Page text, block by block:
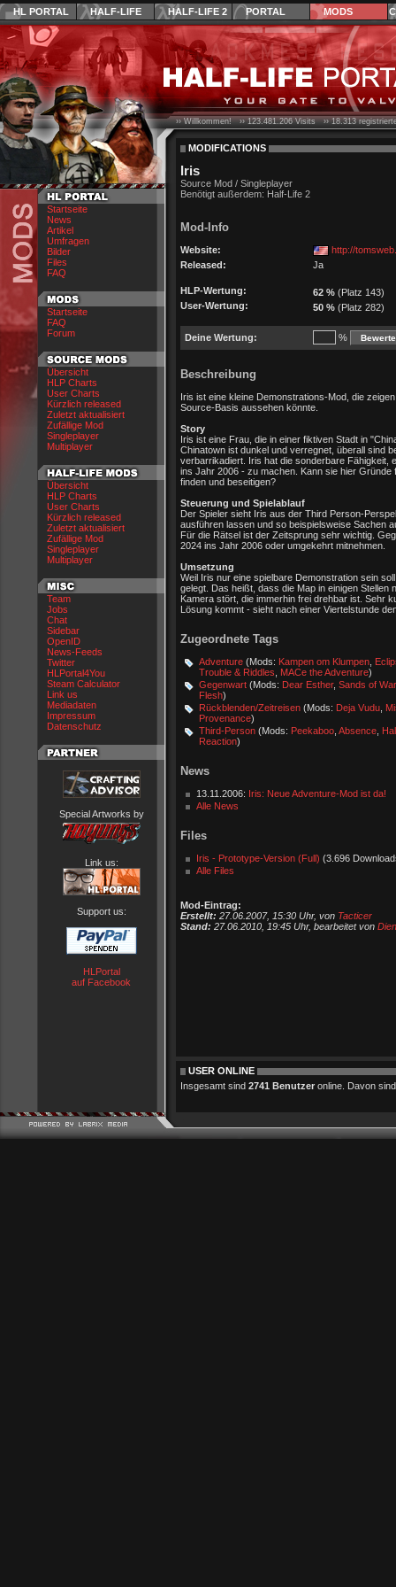
HL PORTAL HALF-LIFE HALF-LIFE 2 PORTAL MODS
Startseite
News
Artikel
Umfragen
Bilder
Files
FAQ
Startseite
FAQ
Forum
Übersicht
HLP Charts
User Charts
Kürzlich released
Zuletzt aktualisiert
Zufällige Mod
Singleplayer
Multiplayer
Übersicht
HLP Charts
User Charts
Kürzlich released
Zuletzt aktualisiert
Zufällige Mod
Singleplayer
Multiplayer
Team
Jobs
Chat
Sidebar
OpenID
News-Feeds
Twitter
HLPortal4You
Steam Calculator
Link us
Mediadaten
Impressum
Datenschutz
Special Artworks by
Link us:
Support us:
HLPortal
auf Facebook
›› Willkommen! ››123.481.206Visits ››18.313
MODIFICATIONS
Iris
Source Mod / Singleplayer
Benötigt außerdem: Half-Life 2
Mod-Info
Website:
http://
Released:
Ja
HLP-Wertung: 62 % (Platz 143)
User-Wertung:
50 % (Platz 282)
Deine Wertung: %
Beschreibung
Iris ist eine kleine Demonstrations-Mod, die
Source-Basis aussehen könnte.
Story
Iris ist eine Frau, die in einer fiktiven Stadt in
Chinatown ist dunkel und verregnet, überall sind
verbarrikadiert. Iris hat die sonderbare Fähigkeit,
ins Jahr 2006 - zu machen. Kann sie hier
finden und beseitigen?
Steuerung und Spielablauf
Der Spieler sieht Iris aus der Third Person-
ausführen lassen und so beispielsweise Sachen
Für die Rätsel ist der Zeitsprung sehr wichtig.
2024 ins Jahr 2006 oder umgekehrt mitnehmen.
Umsetzung
Weil Iris nur eine spielbare Demonstration sein
gelegt. Das heißt, dass die Map in einigen
Kamera stört, die immerhin frei drehbar ist. Sehr
Lösung kommt - sieht nach einer Viertelstunde
Zugeordnete Tags
Adventure (Mods: Kampen om Klumpen
Trouble & Riddles
MACe the Adventure)
Gegenwart (Mods: Dear Esther, Sands of
Flesh)
Rückblenden/Zeitreisen (Mods: Deja Vudu
Provenance)
Third-Person (Mods: Peekaboo Absence
Reaction)
News
13.11.2006: Iris: Neue Adventure-Mod ist da!
Alle News
Files
Iris - Prototype-Version (Full) (3.696
Alle Files
Mod-Eintrag:
Erstellt: 27.06.2007, 15:30 Uhr, von Tacticer
Stand: 27.06.2010, 19:45 Uhr, bearbeitet von
USER ONLINE
Insgesamt sind 2741 Benutzer online. Davon